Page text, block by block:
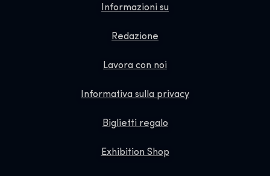
Informazioni su
Redazione
Lavora con noi
Informativa sulla privacy
Biglietti regalo
Exhibition Shop